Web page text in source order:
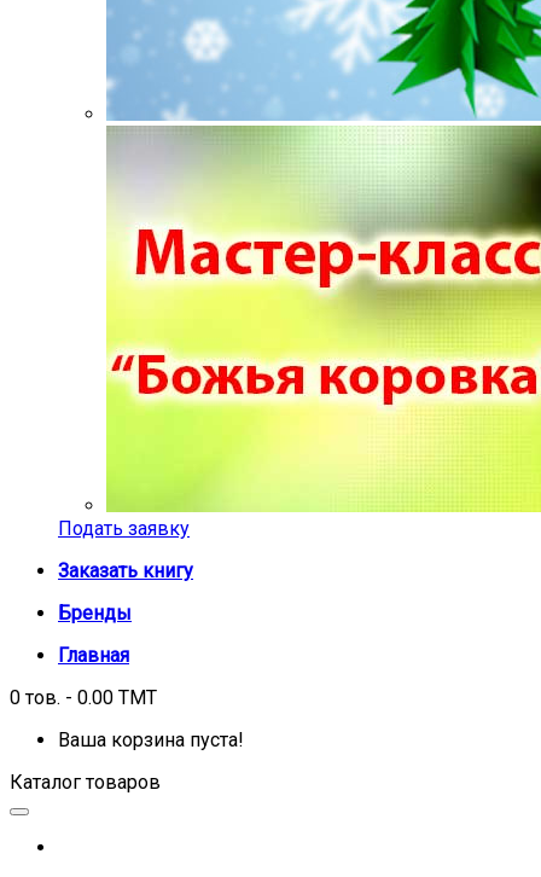
Подать заявку
Заказать книгу
Бренды
Главная
0 тов. - 0.00 TMT
Ваша корзина пуста!
Каталог товаров